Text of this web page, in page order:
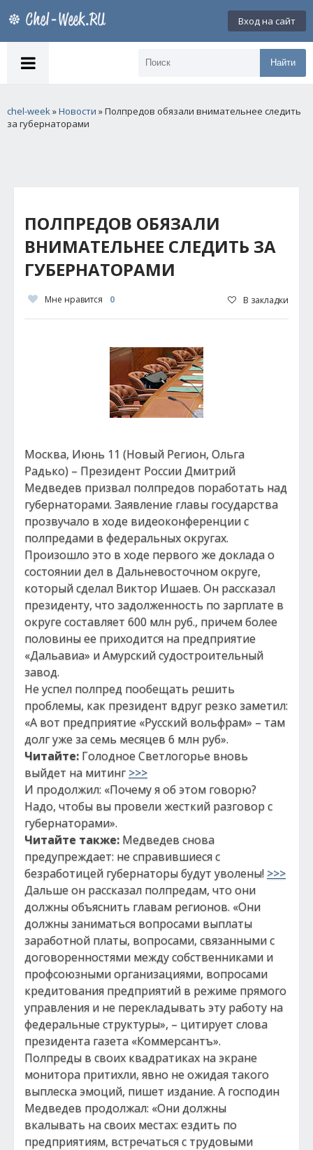
Вход на сайт
Найти
chel-week»Новости » Полпредов обязали внимательнее следить
за губернаторами
ПОЛПРЕДОВ ОБЯЗАЛИ
ВНИМАТЕЛЬНЕЕ СЛЕДИТЬ ЗА
ГУБЕРНАТОРАМИ
Мне нравится 0 В закладки
Москва, Июнь 11 (Новый Регион, Ольга
Радько) – Президент России Дмитрий
Медведев призвал полпредов поработать над
губернаторами. Заявление главы государства
прозвучало в ходе видеоконференции с
полпредами в федеральных округах.
Произошло это в ходе первого же доклада о
состоянии дел в Дальневосточном округе,
который сделал Виктор Ишаев. Он рассказал
президенту, что задолженность по зарплате в
округе составляет 600 млн руб., причем более
половины ее приходится на предприятие
«Дальавиа» и Амурский судостроительный
завод.
Не успел полпред пообещать решить
проблемы, как президент вдруг резко заметил:
«А вот предприятие «Русский вольфрам» – там
долг уже за семь месяцев 6 млн руб».
Читайте: Голодное Светлогорье вновь
выйдет на митинг >>>
И продолжил: «Почему я об этом говорю?
Надо, чтобы вы провели жесткий разговор с
губернаторами».
Читайте также: Медведев снова
предупреждает: не справившиеся с
безработицей губернаторы будут уволены! >>>
Дальше он рассказал полпредам, что они
должны объяснить главам регионов. «Они
должны заниматься вопросами выплаты
заработной платы, вопросами, связанными с
договоренностями между собственниками и
профсоюзными организациями, вопросами
кредитования предприятий в режиме прямого
управления и не перекладывать эту работу на
федеральные структуры», – цитирует слова
президента газета «Коммерсантъ».
Полпреды в своих квадратиках на экране
монитора притихли, явно не ожидая такого
выплеска эмоций, пишет издание. А господин
Медведев продолжал: «Они должны
вкалывать на своих местах: ездить по
предприятиям, встречаться с трудовыми